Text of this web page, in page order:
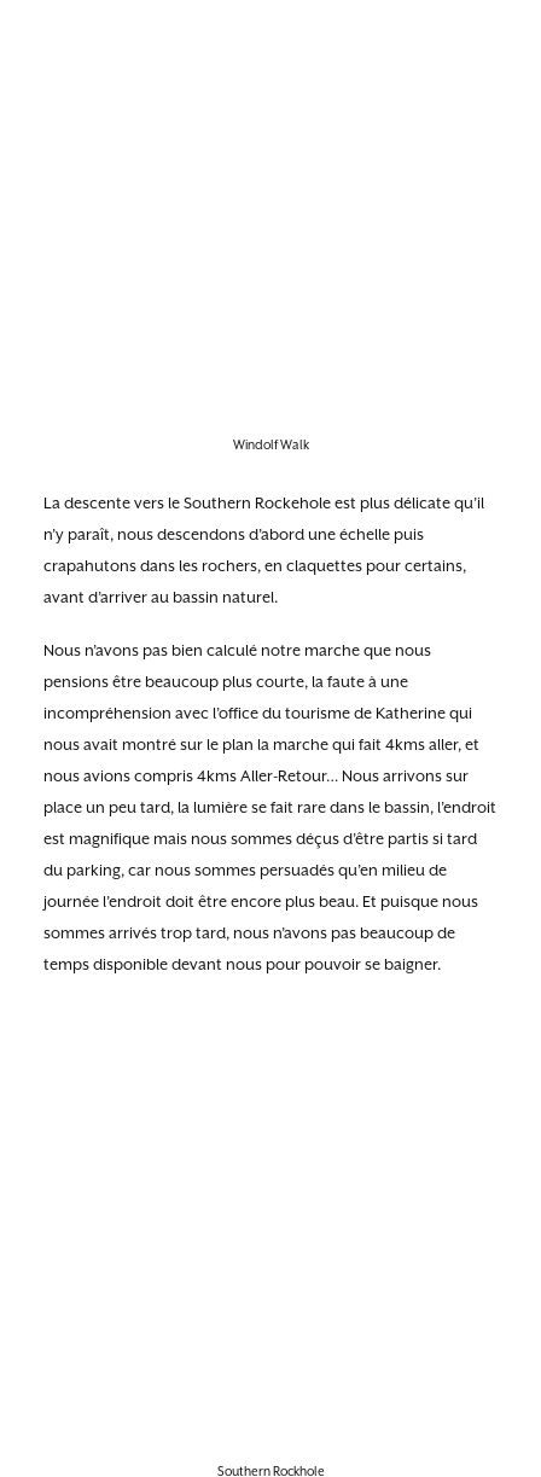
Windolf Walk
La descente vers le Southern Rockehole est plus délicate qu’il
n’y paraît, nous descendons d’abord une échelle puis
crapahutons dans les rochers, en claquettes pour certains,
avant d’arriver au bassin naturel.
Nous n’avons pas bien calculé notre marche que nous
pensions être beaucoup plus courte, la faute à une
incompréhension avec l’office du tourisme de Katherine qui
nous avait montré sur le plan la marche qui fait 4kms aller, et
nous avions compris 4kms Aller-Retour… Nous arrivons sur
place un peu tard, la lumière se fait rare dans le bassin, l’endroit
est magnifique mais nous sommes déçus d’être partis si tard
du parking, car nous sommes persuadés qu’en milieu de
journée l’endroit doit être encore plus beau. Et puisque nous
sommes arrivés trop tard, nous n’avons pas beaucoup de
temps disponible devant nous pour pouvoir se baigner.
Southern Rockhole